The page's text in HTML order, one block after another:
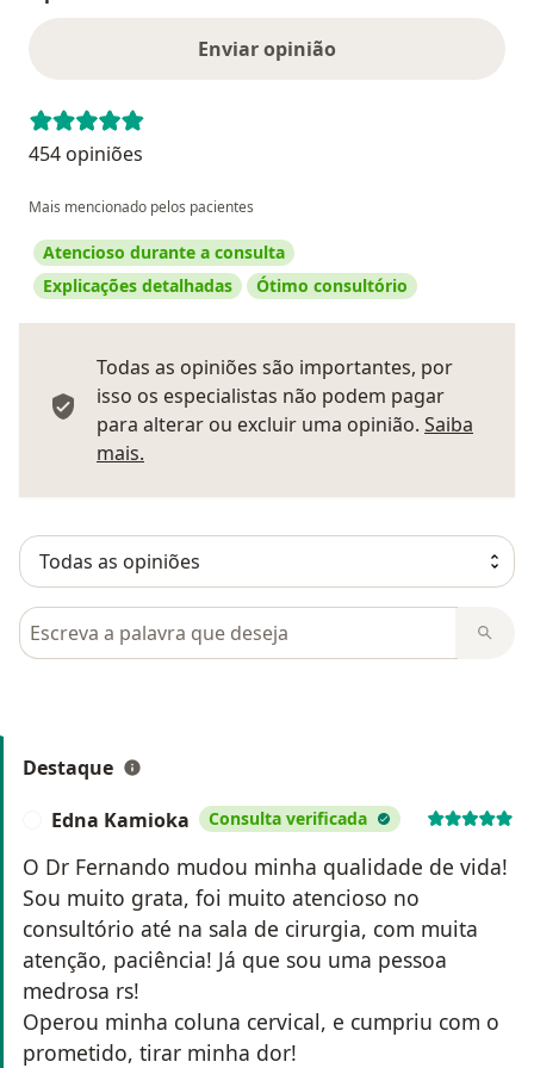
Enviar opinião
454 opiniões
Mais mencionado pelos pacientes
Atencioso durante a consulta
Explicações detalhadas
Ótimo consultório
Todas as opiniões são importantes, por
isso os especialistas não podem pagar
para alterar ou excluir uma opinião. Saiba
mais.
Pesquisar em opiniões
Destaque
Edna Kamioka Consulta verificada
O Dr Fernando mudou minha qualidade de vida!
Sou muito grata, foi muito atencioso no
consultório até na sala de cirurgia, com muita
atenção, paciência! Já que sou uma pessoa
medrosa rs!
Operou minha coluna cervical, e cumpriu com o
prometido, tirar minha dor!